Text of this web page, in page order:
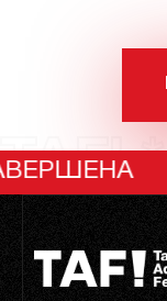
TAF!